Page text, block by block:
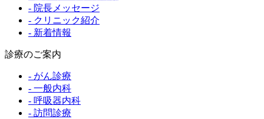
- 院長メッセージ
- クリニック紹介
- 新着情報
診療のご案内
- がん診療
- 一般内科
- 呼吸器内科
- 訪問診療